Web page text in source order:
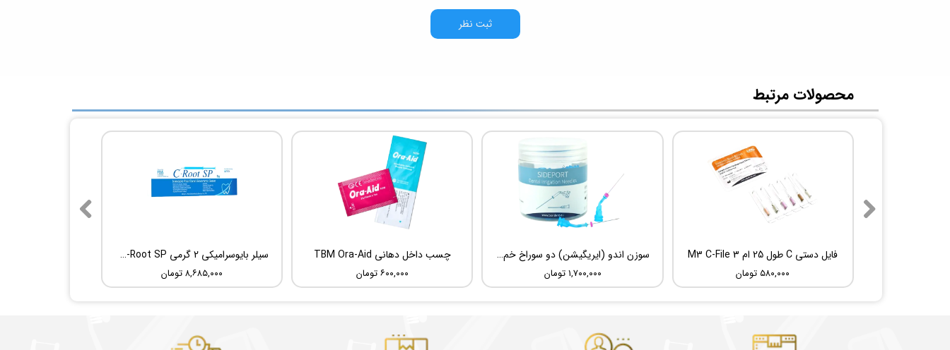
ثبت نظر
سیلر بایوسرامیکی 2 گرمی Root Dental Medical C-Root SP
۸,۶۸۵,۰۰۰ تومان
چسب داخل دهانی TBM Ora-Aid
۶۰۰,۰۰۰ تومان
سوزن اندو (ایریگیشن) دو سوراخ خم شونده UDG Sideport
۱,۷۰۰,۰۰۰ تومان
فایل دستی C طول 25 ام 3 M3 C-File
۵۸۰,۰۰۰ تومان
​محصولات مرتبط